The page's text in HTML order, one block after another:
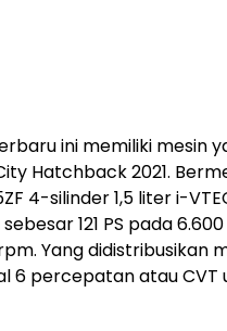
ini memiliki mesin
Hatchback 2021.
4-silinder 1,5 liter i-
121 PS pada
Yang didistribusikan
6 percepatan atau CVT